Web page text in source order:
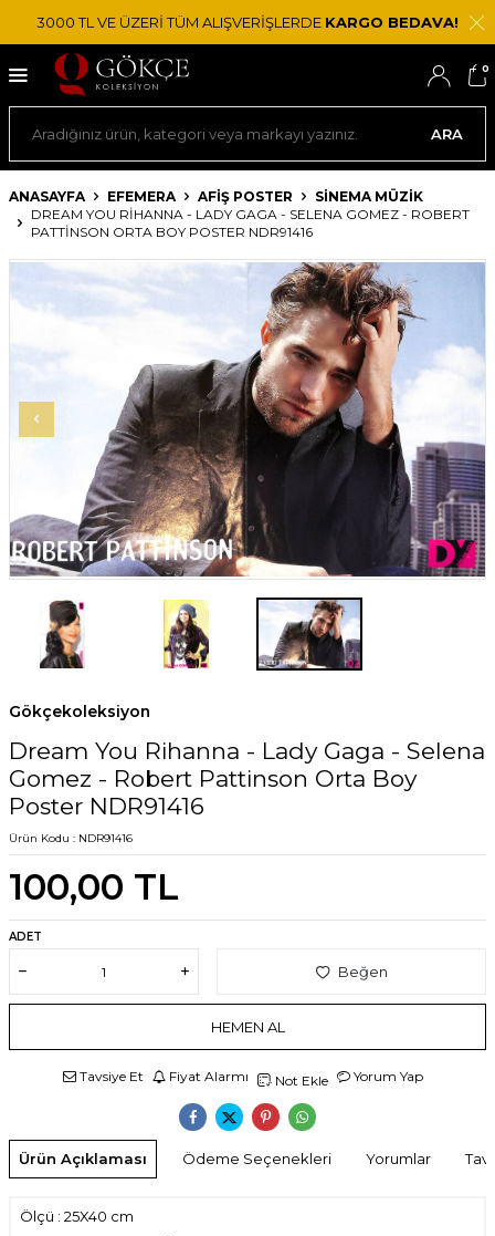
3000 TL VE ÜZERİ TÜM ALIŞVERİŞLERDE KARGO BEDAVA!
ARA
0
ANASAYFA EFEMERA AFIŞ POSTER
SINEMA MÜZIK
DREAM YOU RIHANNA - LADY GAGA - SELENA GOMEZ - ROBERT
PATTINSON ORTA BOY POSTER NDR91416
Gökçekoleksiyon
Dream You Rihanna - Lady Gaga - Selena
Gomez - Robert Pattinson Orta Boy
Poster NDR91416
Ürün Kodu : NDR91416
100,00 TL
ADET
Beğen
HEMEN AL
Tavsiye Et Fiyat Alarmı Not Ekle Yorum Yap
Ürün Açıklaması Ödeme Seçenekleri Yorumlar
Ölçü : 25X40 cm